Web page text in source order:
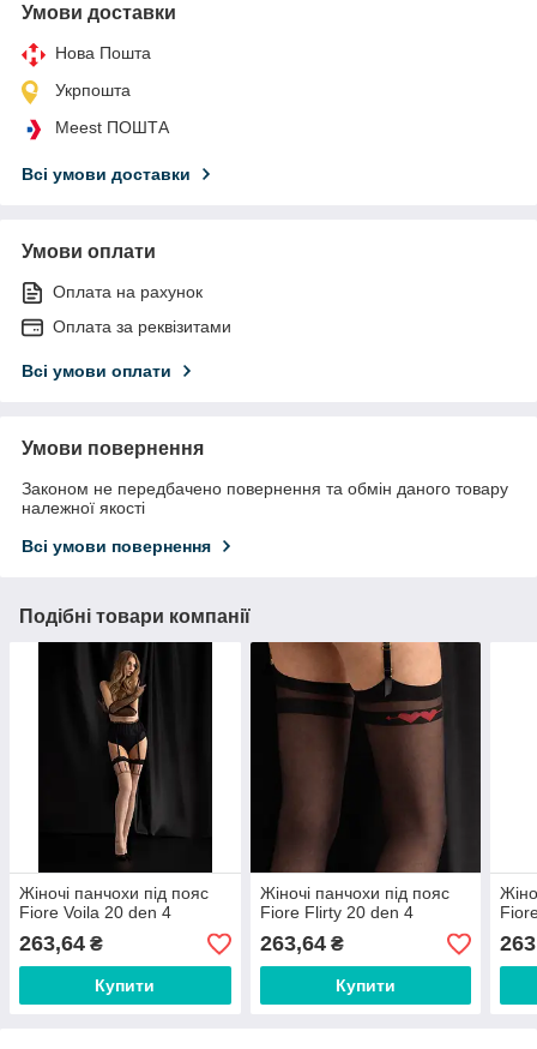
Умови доставки
Нова Пошта
Укрпошта
Meest ПОШТА
Всі умови доставки
Умови оплати
Оплата на рахунок
Оплата за реквізитами
Всі умови оплати
Умови повернення
Законом не передбачено повернення та обмін даного товару
належної якості
Всі умови повернення
Подібні товари компанії
Жіночі панчохи під пояс
Fiore Voila 20 den 4
263,64 ₴
Купити
Жіночі панчохи під пояс
Fiore Flirty 20 den 4
263,64₴
Купити